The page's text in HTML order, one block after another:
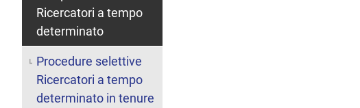
Ricercatori a tempo
determinato
Procedure selettive
Ricercatori a tempo
determinato in tenure